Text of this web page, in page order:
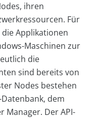
ihren
Für
Applikationen
Maschinen zur
die
sind bereits von
Nodes bestehen
dem
Manager. Der API-